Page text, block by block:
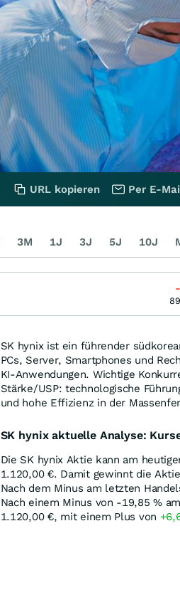
SK hynix ist ein führender
PCs, Server, Smartphones und
KI-Anwendungen. Wichtige
Stärke/USP: technologische
und hohe Effizienz in der
SK hynix aktuelle Analyse:
Die SK hynix Aktie kann am
1.120,00 €. Damit gewinnt die
Nach dem Minus am letzten
Nach einem Minus von -19,85%
1.120,00 €, mit einem Plus von
URL kopieren Per E-
3M 1J 3J 5J 10J